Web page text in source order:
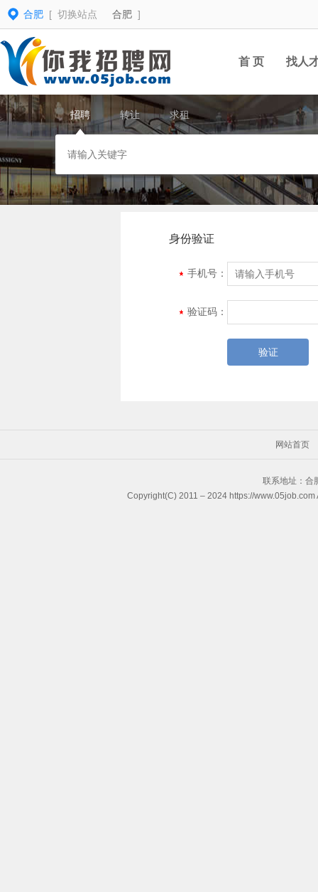
合肥 [ 切换站点 合肥 ]
首 页 找人
招聘 转让 求租
身份验证
手机号：
验证码：
验证
网站首页
联系地址：合
Copyright(C) 2011 – 2024 https://